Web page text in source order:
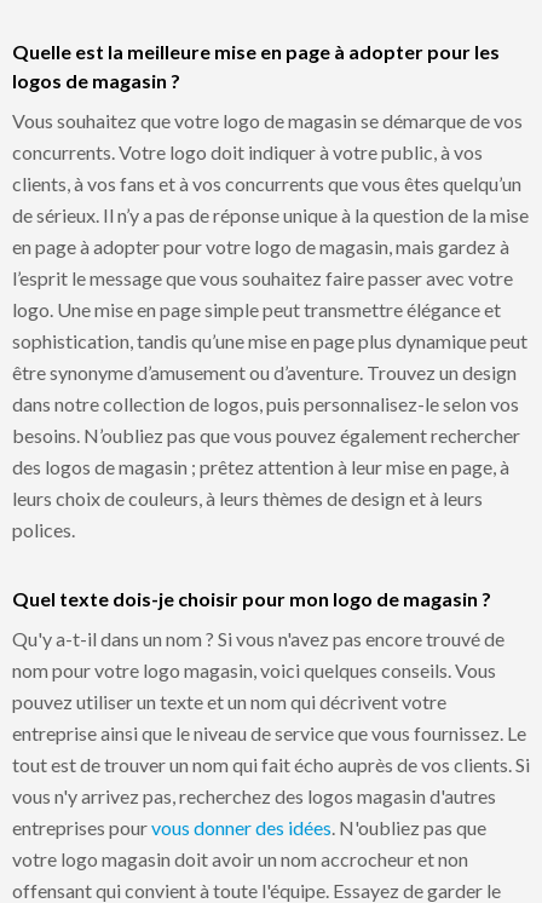
Quelle est la meilleure mise en page à adopter pour les
logos de magasin ?
Vous souhaitez que votre logo de magasin se démarque de vos
concurrents. Votre logo doit indiquer à votre public, à vos
clients, à vos fans et à vos concurrents que vous êtes quelqu’un
de sérieux. Il n’y a pas de réponse unique à la question de la mise
en page à adopter pour votre logo de magasin, mais gardez à
l’esprit le message que vous souhaitez faire passer avec votre
logo. Une mise en page simple peut transmettre élégance et
sophistication, tandis qu’une mise en page plus dynamique peut
être synonyme d’amusement ou d’aventure. Trouvez un design
dans notre collection de logos, puis personnalisez-le selon vos
besoins. N’oubliez pas que vous pouvez également rechercher
des logos de magasin ; prêtez attention à leur mise en page, à
leurs choix de couleurs, à leurs thèmes de design et à leurs
polices.
Quel texte dois-je choisir pour mon logo de magasin ?
Qu'y a-t-il dans un nom ? Si vous n'avez pas encore trouvé de
nom pour votre logo magasin, voici quelques conseils. Vous
pouvez utiliser un texte et un nom qui décrivent votre
entreprise ainsi que le niveau de service que vous fournissez. Le
tout est de trouver un nom qui fait écho auprès de vos clients. Si
vous n'y arrivez pas, recherchez des logos magasin d'autres
entreprises pourvous donner des idées . N'oubliez pas que
votre logo magasin doit avoir un nom accrocheur et non
offensant qui convient à toute l'équipe. Essayez de garder le